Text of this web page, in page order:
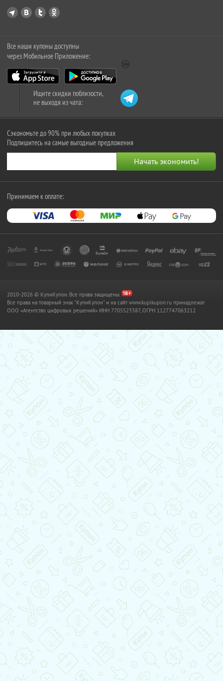
Все наши купоны доступны
через Мобильное Приложение:
Ищите скидки поблизости,
не выходя из чата:
Сэкономьте до 90% при любых покупках
Подпишитесь на самые выгодные предложения
Принимаем к оплате:
2010-2026 © КупиКупон. Все права защищены.
Все права на товарный знак "КупиКупон" и на сайт www.kupikupon.ru принадлежат
OOO «Агентство цифровых решений» ИНН 7705523387, ОГРН 1127747063212